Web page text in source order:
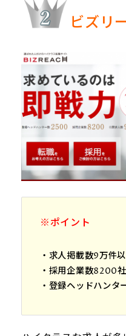
ビズリ
※ポイント
・求人掲載数9万件
・採用企業数8200社
・登録ヘッドハン